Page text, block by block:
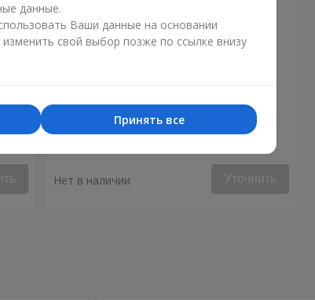
Композиция "Биение сердца"
Нет в наличии Уточнить
данные.
Ваши данные на основании
свой выбор позже по ссылке внизу
Принять все